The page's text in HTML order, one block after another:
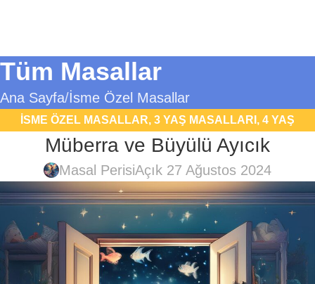
Tüm Masallar
Ana Sayfa İsme Özel Masallar
İSME ÖZEL MASALLAR, 3 YAŞ MASALLARI , 4 YAŞ
MASALLARI,5 YAŞ MASALLARI, 6 YAŞ MASALLARI
FANTASTIK MASALLAR,UYKU MASALLARI
Müberra ve Büyülü Ayıcık
Masal PerisiAçık 27 Ağustos 2024